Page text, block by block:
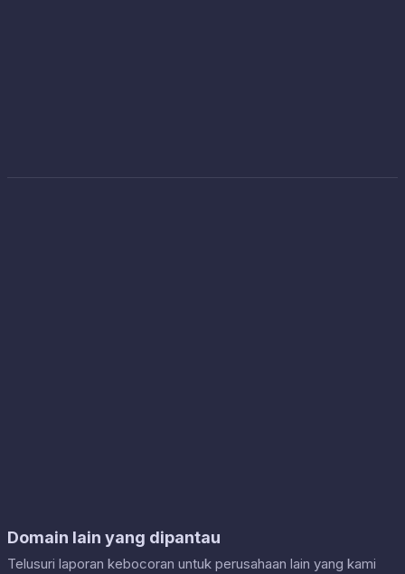
Domain lain yang dipantau
Telusuri laporan kebocoran untuk perusahaan lain yang kami